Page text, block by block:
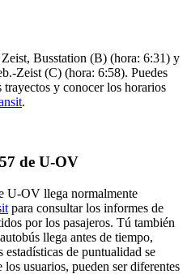
Busstation (B) (hora: 6:31) y
Zeist (C) (hora: 6:58). Puedes
y conocer los horarios
.
de U-OV
U-OV llega normalmente
para consultar los informes de
por los pasajeros. Tú también
llega antes de tiempo,
de puntualidad se
los usuarios, pueden ser diferentes